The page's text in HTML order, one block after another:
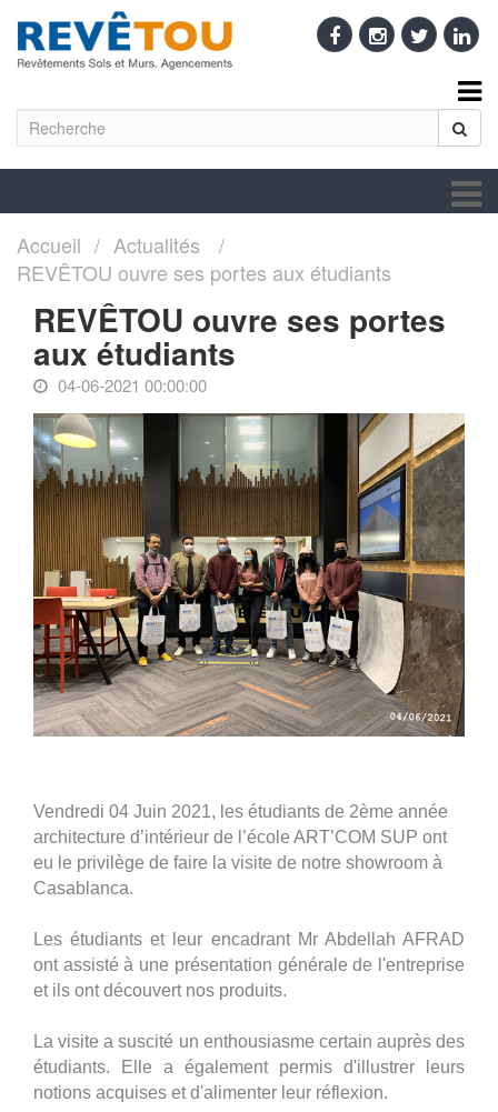
Accueil
Actualités
REVÊTOU ouvre ses portes aux étudiants
REVÊTOU ouvre ses portes
aux étudiants
04-06-2021 00:00:00
Vendredi 04 Juin 2021, les étudiants de 2ème année
architecture d’intérieur de l’école ART’COM SUP ont
eu le privilège de faire la visite de notre showroom à
Casablanca.
Les étudiants et leur encadrant Mr Abdellah AFRAD
ont assisté à une présentation générale de l'entreprise
et ils ont découvert nos produits.
La visite a suscité un enthousiasme certain auprès des
étudiants. Elle a également permis d'illustrer leurs
notions acquises et d'alimenter leur réflexion.